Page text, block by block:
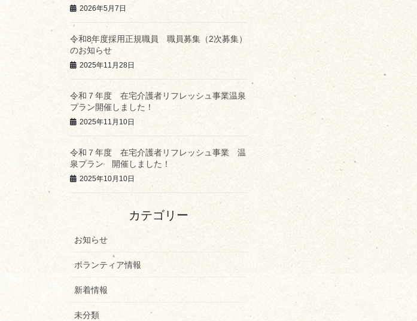
2026年5月7日
令和8年度採用正規職員 職員募集（2次募集）
のお知らせ
2025年11月28日
令和７年度 在宅介護者リフレッシュ事業温泉
プラン開催しました！
2025年11月10日
令和７年度 在宅介護者リフレッシュ事業 温
泉プラン 開催しました！
2025年10月10日
カテゴリー
お知らせ
ボランティア情報
新着情報
未分類